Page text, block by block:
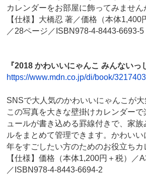
カレンダーをお部屋に飾ってみません
【仕様】大橋忍 著／価格（本体1,400
／28ページ／ISBN978-4-8443-6693-5
『2018 かわいいにゃんこ みんないっ
https://www.mdn.co.jp/di/book/
SNSで大人気のかわいいにゃんこが
この写真を大きな壁掛けカレンダー
ュールが書き込める罫線付きで、家
ルをまとめて管理できます。かわい
年をすごしたい方のためのお役立ちカ
【仕様】価格（本体1,200円＋税）／
／ISBN978-4-8443-6694-2